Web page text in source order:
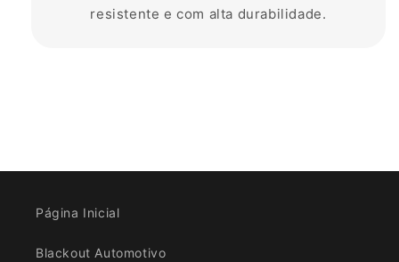
resistente e com alta durabilidade.
Página Inicial
Blackout Automotivo